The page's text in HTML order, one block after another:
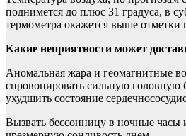
поднимется до плюс 31 градуса, в
термометра окажется выше отметки
Какие неприятности может
Аномальная жара и геомагнитные
спровоцировать сильную головную
ухудшить состояние
Вызвать бессонницу в ночные часы